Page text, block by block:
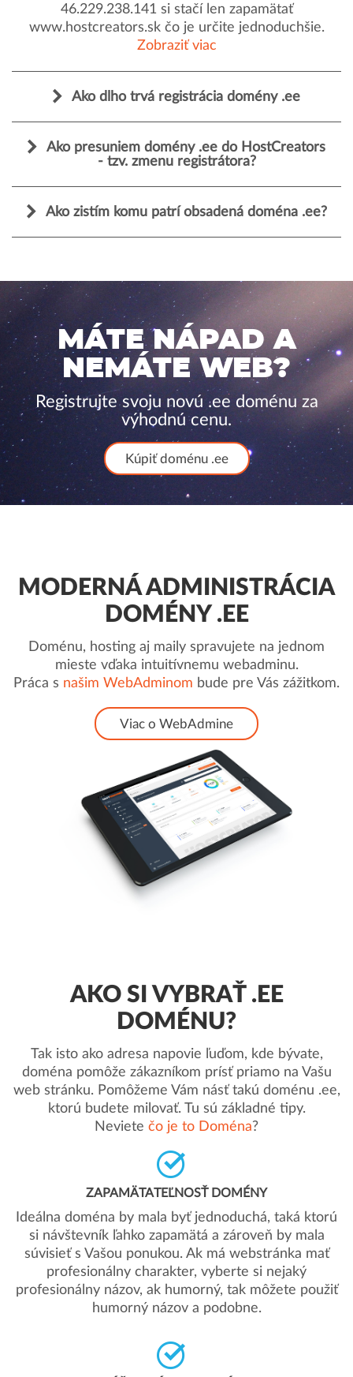
46.229.238.141 si stačí len zapamätať
www.hostcreators.sk čo je určite jednoduchšie.
Zobraziť viac
Ako dlho trvá registrácia domény .ee
Ako presuniem domény .ee do HostCreators
- tzv. zmenu registrátora?
Ako zistím komu patrí obsadená doména .ee?
MÁTE NÁPAD A
NEMÁTE WEB?
Registrujte svoju novú .ee doménu za
výhodnú cenu.
Kúpiť doménu .ee
MODERNÁ ADMINISTRÁCIA
DOMÉNY .EE
Doménu, hosting aj maily spravujete na jednom
mieste vďaka intuitívnemu webadminu.
Práca s našim WebAdminom bude pre Vás zážitkom.
Viac o WebAdmine
AKO SI VYBRAŤ .EE
DOMÉNU?
Tak isto ako adresa napovie ľuďom, kde bývate,
doména pomôže zákazníkom prísť priamo na Vašu
web stránku. Pomôžeme Vám násť takú doménu .ee,
ktorú budete milovať. Tu sú základné tipy.
Neviete čo je to Doména?
ZAPAMÄTATEĽNOSŤ DOMÉNY
Ideálna doména by mala byť jednoduchá, taká ktorú
si návštevník ľahko zapamätá a zároveň by mala
súvisieť s Vašou ponukou. Ak má webstránka mať
profesionálny charakter, vyberte si nejaký
profesionálny názov, ak humorný, tak môžete použiť
humorný názov a podobne.